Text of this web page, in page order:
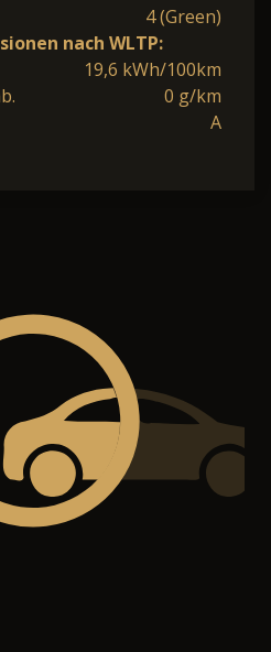
4 (Green)
nach WLTP:
19,6 kWh/100km
0 g/km
A